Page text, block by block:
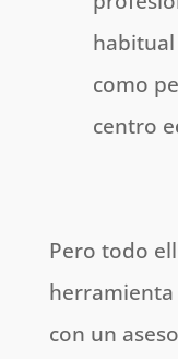
como
centro
Pero todo
herramienta
con un